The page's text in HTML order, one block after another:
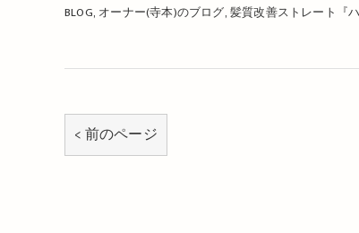
BLOG オーナー(寺本)のブログ 髪質改善ストレート『
< 前のページ